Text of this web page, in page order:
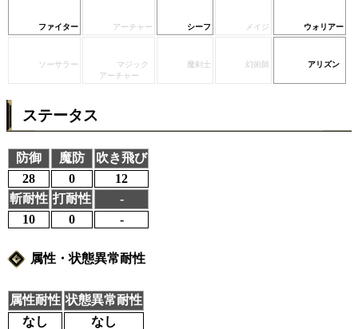
ファイター アーチャー シーフ メイジ ウォリアー
ソーサラー
マジック
アーチャー
魔剣士 幻術師 アリズン
ステータス
防御 魔防
吹き飛び
28
0
12
斬耐性 打耐性
-
10
0 -
属性・状態異常耐性
属性耐性 状態異常耐性
なし
なし